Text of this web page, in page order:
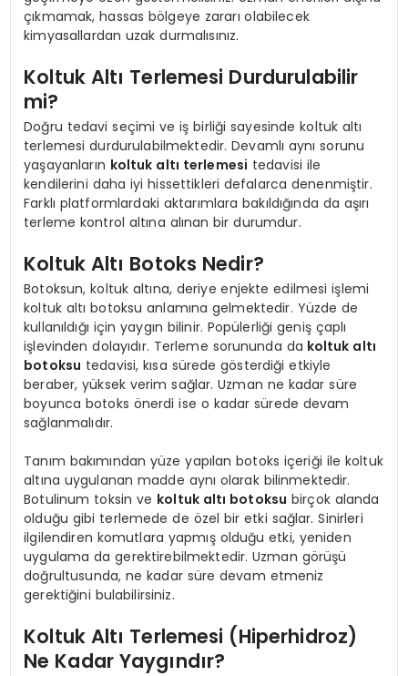
çıkmamak, hassas bölgeye zararı olabilecek
kimyasallardan uzak durmalısınız.
Koltuk Altı Terlemesi Durdurulabilir
mi?
Doğru tedavi seçimi ve iş birliği sayesinde koltuk altı
terlemesi durdurulabilmektedir. Devamlı aynı sorunu
yaşayanların koltuk altı terlemesi tedavisi ile
kendilerini daha iyi hissettikleri defalarca denenmiştir.
Farklı platformlardaki aktarımlara bakıldığında da aşırı
terleme kontrol altına alınan bir durumdur.
Koltuk Altı Botoks Nedir?
Botoksun, koltuk altına, deriye enjekte edilmesi işlemi
koltuk altı botoksu anlamına gelmektedir. Yüzde de
kullanıldığı için yaygın bilinir. Popülerliği geniş çaplı
işlevinden dolayıdır. Terleme sorununda da koltuk altı
botoksu tedavisi, kısa sürede gösterdiği etkiyle
beraber, yüksek verim sağlar. Uzman ne kadar süre
boyunca botoks önerdi ise o kadar sürede devam
sağlanmalıdır.
Tanım bakımından yüze yapılan botoks içeriği ile koltuk
altına uygulanan madde aynı olarak bilinmektedir.
Botulinum toksin ve koltuk altı botoksu birçok alanda
olduğu gibi terlemede de özel bir etki sağlar. Sinirleri
ilgilendiren komutlara yapmış olduğu etki, yeniden
uygulama da gerektirebilmektedir. Uzman görüşü
doğrultusunda, ne kadar süre devam etmeniz
gerektiğini bulabilirsiniz.
Koltuk Altı Terlemesi (Hiperhidroz)
Ne Kadar Yaygındır?